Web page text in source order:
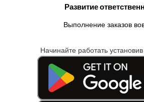
Развитие
Выполнение заказов
Начинайте работать